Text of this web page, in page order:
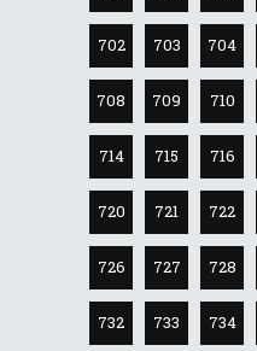
702 703 704
708 709 710
714 715 716
720 721 722
726 727 728
732 733 734